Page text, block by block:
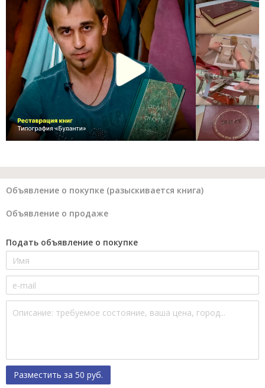
Объявление о покупке (разыскивается книга)
Объявление о продаже
Подать объявление о покупке
Разместить за 50 руб.